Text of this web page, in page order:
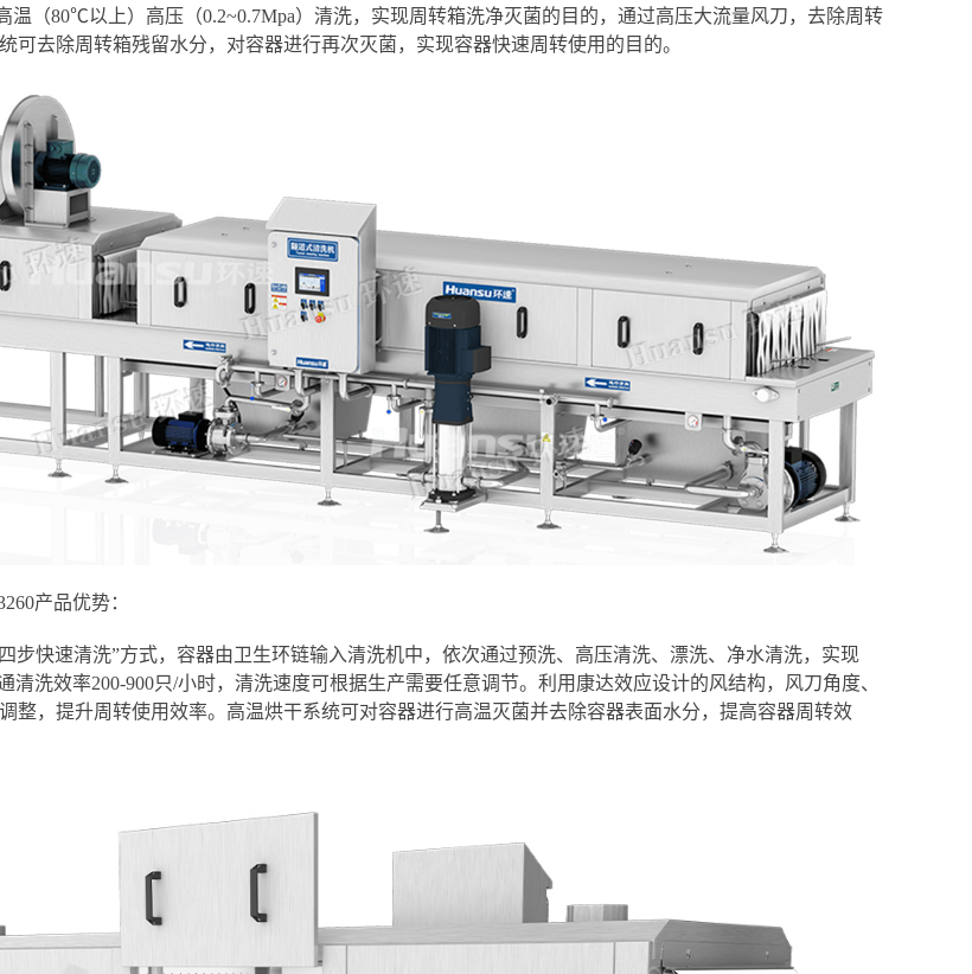
温（80℃以上）高压（0.2~0.7Mpa）清洗，实现周转箱洗净灭菌的目的，通过高压大流量风刀，去除周转
可去除周转箱残留水分，对容器进行再次灭菌，实现容器快速周转使用的目的。
产品优势：
步快速清洗”方式，容器由卫生环链输入清洗机中，依次通过预洗、高压清洗、漂洗、净水清洗，实现
清洗效率200-900只/小时，清洗速度可根据生产需要任意调节。利用康达效应设计的风结构，风刀角度、
整，提升周转使用效率。高温烘干系统可对容器进行高温灭菌并去除容器表面水分，提高容器周转效